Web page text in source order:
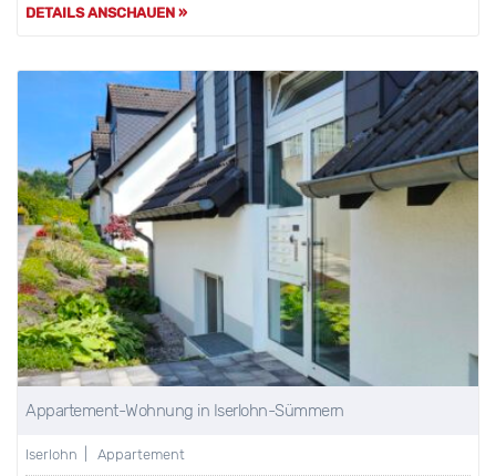
DETAILS ANSCHAUEN »
Appartement-Wohnung in Iserlohn-Sümmern
Iserlohn | Appartement